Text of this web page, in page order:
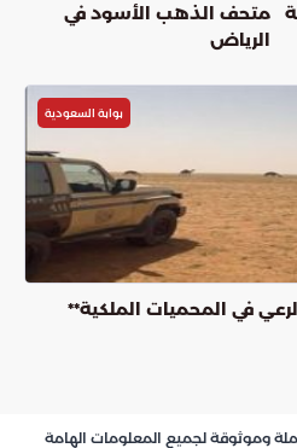
متحف الذهب الأسود في
الرياض
بوابة السعودية
في المحميات الملكية**
وموثوقة لجميع المعلومات الهامة